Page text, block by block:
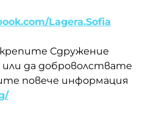
Lagera.Sofia
Сдружение
или да доброволствате
повече информация